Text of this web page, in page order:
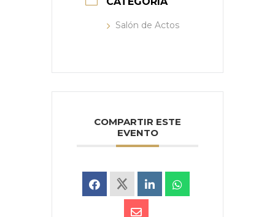
Salón de Actos
COMPARTIR ESTE
EVENTO